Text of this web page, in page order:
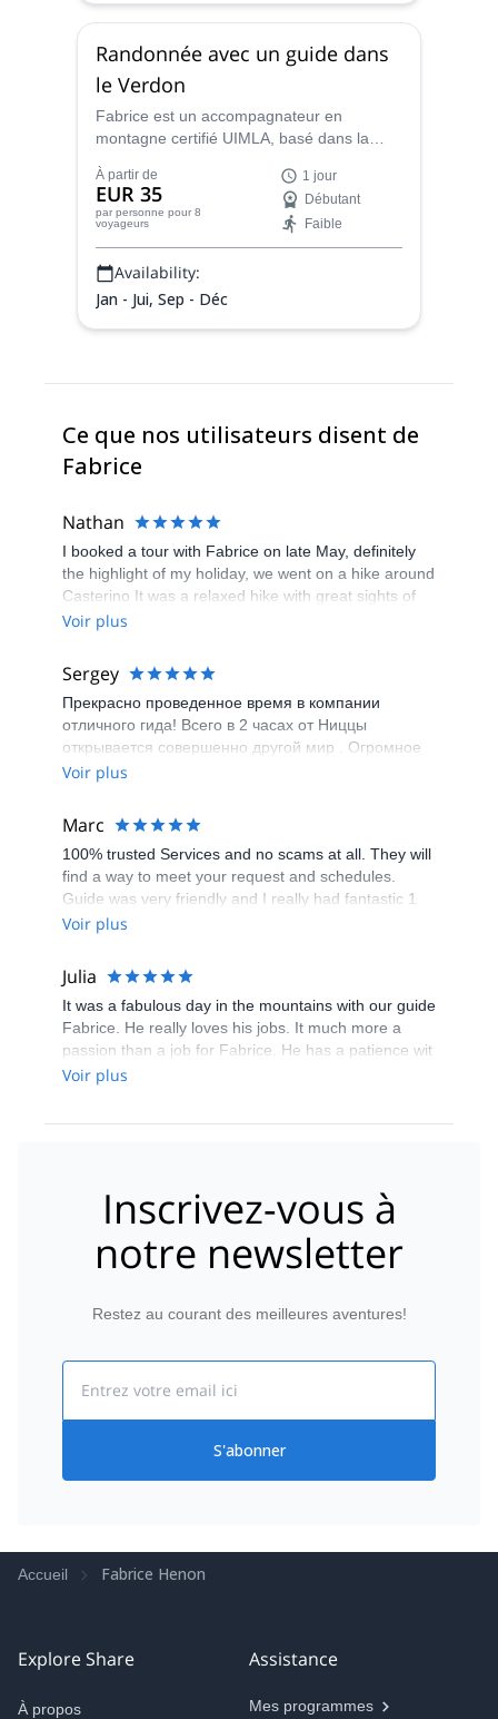
Randonnée avec un guide dans
le Verdon
Fabrice est un accompagnateur en
montagne certifié UIMLA, basé dans la
organiser un programme de randonnée sur
mesure pour vous et votre groupe dans les
meilleurs endroits du Verdon. Rejoignez-le
pour une demi-journée ou une journée
complète à tout moment de l'année !
À partir de
EUR 35
par personne pour 8
voyageurs
1 jour
Débutant
Faible
Availability:
Jan - Jui, Sep - Déc
Ce que nos utilisateurs disent de
Fabrice
Nathan
I booked a tour with Fabrice on late May, definitely
the highlight of my holiday, we went on a hike around
Casterino It was a relaxed hike with great sights of
mountain forests and lakes, I got to see some of the
chamois, although not as much as they would be in
the area, possibly because of the wolfs (we saw
some footprints). Overall it is a great way to see the
surroundings. I would definitely recommend Fabrice
as a guide for your next hike!
Voir plus
Sergey
Прекрасно проведенное время в компании
отличного гида! Всего в 2 часах от Ниццы
открывается совершенно другой мир . Огромное
спасибо Фабрису за удивительные места и
Voir plus
Marc
100% trusted Services and no scams at all. They will
find a way to meet your request and schedules.
Guide was very friendly and I really had fantastic 1
day trip! Kudos to the team involved!
Voir plus
Julia
It was a fabulous day in the mountains with our guide
Fabrice. He really loves his jobs. It much more a
passion than a job for Fabrice. He has a patience wit
h his hiking guests and a lot of knowledge about
Voir plus
Inscrivez-vous à
notre newsletter
Restez au courant des meilleures aventures!
S'abonner
Accueil Fabrice Henon
Explore Share
À propos
Assistance
Mes programmes